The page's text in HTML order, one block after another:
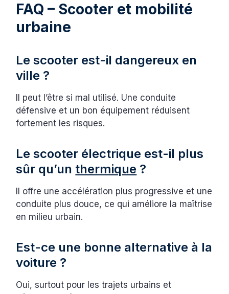
FAQ – Scooter et mobilité
urbaine
Le scooter est-il dangereux en
ville ?
Il peut l’être si mal utilisé. Une conduite
défensive et un bon équipement réduisent
fortement les risques.
Le scooter électrique est-il plus
sûr qu’un thermique ?
Il offre une accélération plus progressive et une
conduite plus douce, ce qui améliore la maîtrise
en milieu urbain.
Est-ce une bonne alternative à la
voiture ?
Oui, surtout pour les trajets urbains et